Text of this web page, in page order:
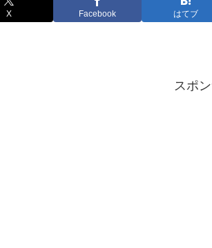
X Facebook はてブ
スポ